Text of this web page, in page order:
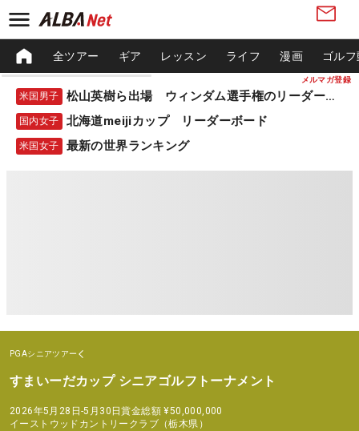
メルマガ登録
全ツアー ギア レッスン ライフ 漫画 ゴル
米国男子 松山英樹ら出場 ウィンダム選手権のリーダーボード
国内女子 北海道meijiカップ リーダーボード
米国女子 最新の世界ランキング
PGAシニアツアー
すまいーだカップ シニアゴルフトーナメント
2026年5月28日-5月30日賞金総額 ¥50,000,000
イーストウッドカントリークラブ（栃木県）